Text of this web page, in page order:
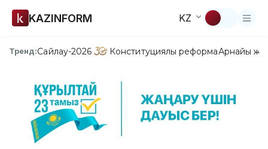
KAZINFORM KZ
Тренд:Сайлау-2026 Конституциялық реформаАрнайы